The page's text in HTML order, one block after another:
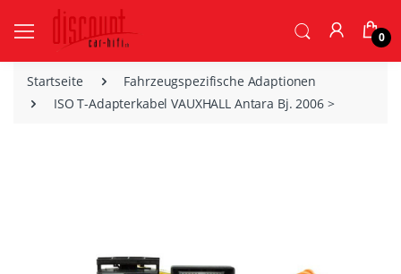
0
Startseite
Fahrzeugspezifische Adaptionen
ISO T-Adapterkabel VAUXHALL Antara Bj. 2006 >